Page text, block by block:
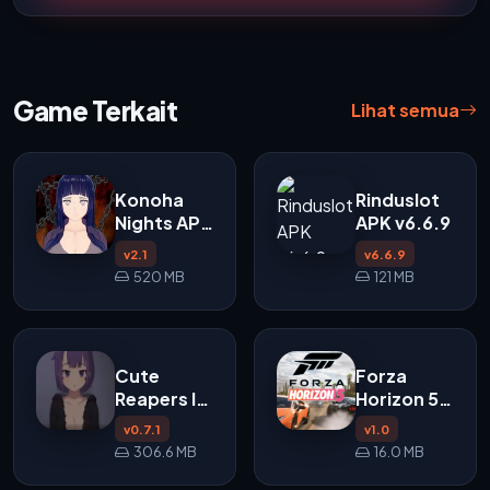
Game Terkait Lihat semua
Konoha
Nights APK
v2.1
v2.1
520 MB
Rinduslot
APK v6.6.9
v6.6.9
121 MB
Cute
Reapers In
My Room
APK
v0.7.1
306.6 MB
Forza
Horizon 5
APK
v1.0
16.0 MB